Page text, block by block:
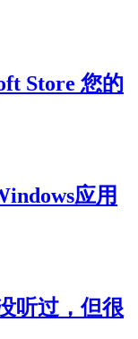
Store 您的
应用
听过，但很